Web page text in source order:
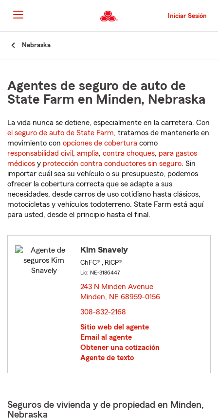
al
contenido
principal
Iniciar Sesión
Nebraska
Agentes de seguro de auto de
State Farm en Minden, Nebraska
La vida nunca se detiene, especialmente en la carretera. Con
el seguro de auto de State Farm, tratamos de mantenerle en
movimiento con opciones de cobertura como
responsabilidad civil , amplia, contra choques, para gastos
médicos y protección contra conductores sin seguro. Sin
importar cuál sea su vehículo o su presupuesto, podemos
ofrecer la cobertura correcta que se adapte a sus
necesidades, desde carros de uso cotidiano hasta clásicos,
motocicletas y vehículos todoterreno. State Farm está aquí
para usted, desde el principio hasta el final.
Kim Snavely
ChFC® , RICP®
Lic: NE-3186447
243 N Minden Avenue
Minden, NE 68959-0156
308-832-2168
Sitio web del agente
Email al agente
Obtener una cotización
Agente de texto
Seguros de vivienda y de propiedad en Minden,
Nebraska